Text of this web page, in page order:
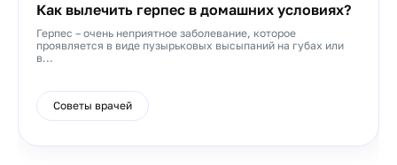
Как вылечить герпес в домашних условиях?
Герпес – очень неприятное заболевание, которое
проявляется в виде пузырьковых высыпаний на губах или
в...
Советы врачей